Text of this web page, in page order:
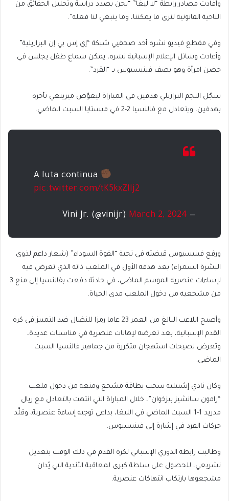
وأفادت مصادر رابطة “لا ليغا” “نحن بصدد دراسة وتحليل الحقائق من
الناحية القانونية لنرى ما يمكننا، وما ينبغي لنا فعله”.
وفي مقطع فيديو نشره أحد صحفيي شبكة “إي إس بي إن البرازيلية”
وأعادت وسائل الإعلام الإسبانية نشره، يمكن سماع طفل يجلس في
حضن امرأة وهو يصف فينيسيوس بـ “القرد”.
سجّل النجم البرازيلي هدفين في المباراة ليعوّض ميرينغي تأخره
بهدفين، ويتعادل مع فالنسيا 2-2 في ميستايا السبت الماضي.
A luta continua
pic.twitter.com/tK5kxZIlj2
— Vini Jr. (@vinijr)
March 2, 2024
ورفع فينيسيوس قبضته في تحية “القوة السوداء” (شعار داعم لذوي
البشرة السمراء) بعد هدفه الأول في الملعب ذاته الذي تعرض فيه
لإساءات عنصرية الموسم الماضي، في حادثة دفعت بفالنسيا إلى منع 3
من مشجعيه من دخول الملعب مدى الحياة.
وأصبح اللاعب البالغ من العمر 23 عاما رمزا للنضال ضد التمييز في كرة
القدم الإسبانية، بعد تعرضه لإهانات عنصرية في مناسبات عديدة،
وتعرض لصيحات استهجان متكررة من جماهير فالنسيا السبت
الماضي.
وكان نادي إشبيلية سحب بطاقة مشجع ومنعه من دخول ملعب
“رامون سانشيز بيزخوان”، خلال المباراة التي انتهت بالتعادل مع ريال
مدريد 1-1 السبت الماضي في الليغا، بداعي توجيه إساءة عنصرية، وقلَّد
حركات القرد في إشارة إلى فينيسيوس.
وطالبت رابطة الدوري الإسباني لكرة القدم في ذلك الوقت بتعديل
تشريعي، للحصول على سلطة كبرى لمعاقبة الأندية التي يُدان
مشجعوها بارتكاب انتهاكات عنصرية.